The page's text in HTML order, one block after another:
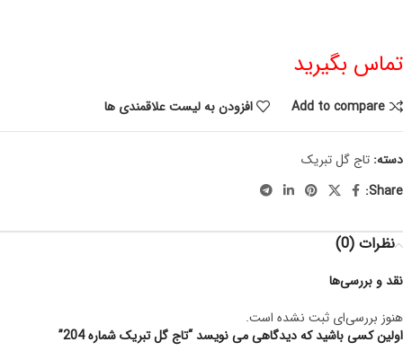
تماس بگیرید
Add to compare افزودن به لیست علاقمندی ها
دسته: تاج گل تبریک
Share:
نظرات (0)
نقد و بررسی‌ها
هنوز بررسی‌ای ثبت نشده است.
اولین کسی باشید که دیدگاهی می نویسد “تاج گل تبریک شماره 204”